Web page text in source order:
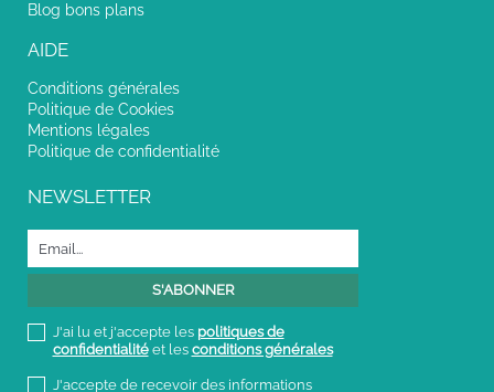
Blog bons plans
AIDE
Conditions générales
Politique de Cookies
Mentions légales
Politique de confidentialité
NEWSLETTER
J'ai lu et j'accepte les politiques de
confidentialitéet les conditions générales
J'accepte de recevoir des informations